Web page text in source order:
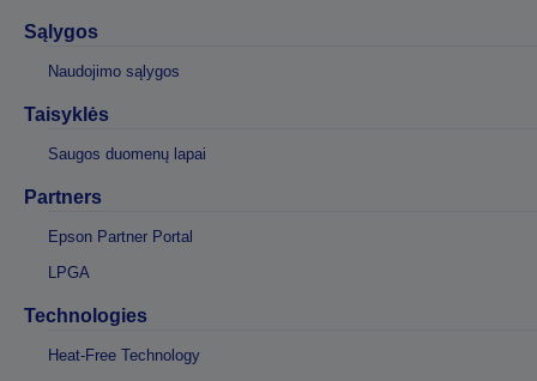
Sąlygos
Naudojimo sąlygos
Taisyklės
Saugos duomenų lapai
Partners
Epson Partner Portal
LPGA
Technologies
Heat-Free Technology